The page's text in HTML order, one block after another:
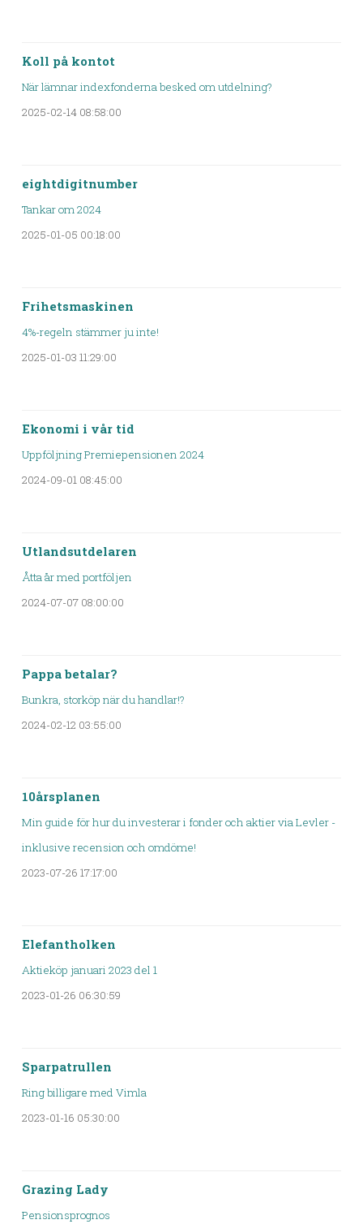
Koll på kontot
När lämnar indexfonderna besked om utdelning?
2025-02-14 08:58:00
eightdigitnumber
Tankar om 2024
2025-01-05 00:18:00
Frihetsmaskinen
4%-regeln stämmer ju inte!
2025-01-03 11:29:00
Ekonomi i vår tid
Uppföljning Premiepensionen 2024
2024-09-01 08:45:00
Utlandsutdelaren
Åtta år med portföljen
2024-07-07 08:00:00
Pappa betalar?
Bunkra, storköp när du handlar!?
2024-02-12 03:55:00
10årsplanen
Min guide för hur du investerar i fonder och aktier via Levler -
inklusive recension och omdöme!
2023-07-26 17:17:00
Elefantholken
Aktieköp januari 2023 del 1
2023-01-26 06:30:59
Sparpatrullen
Ring billigare med Vimla
2023-01-16 05:30:00
Grazing Lady
Pensionsprognos